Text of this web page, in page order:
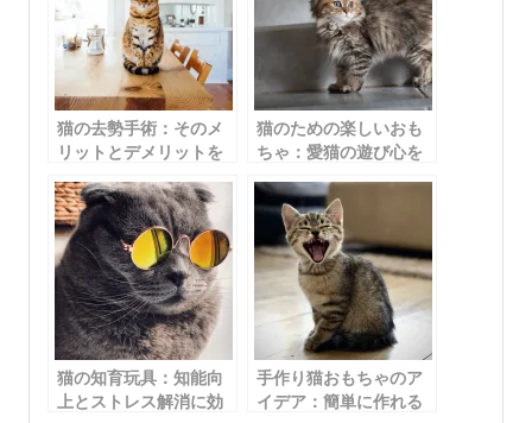
猫の去勢手術：そのメ
リットとデメリットを
猫のための楽しいおも
ちゃ：愛猫の遊び心を
猫の知育玩具：知能向
上とストレス解消に効
手作り猫おもちゃのア
イデア：簡単に作れる